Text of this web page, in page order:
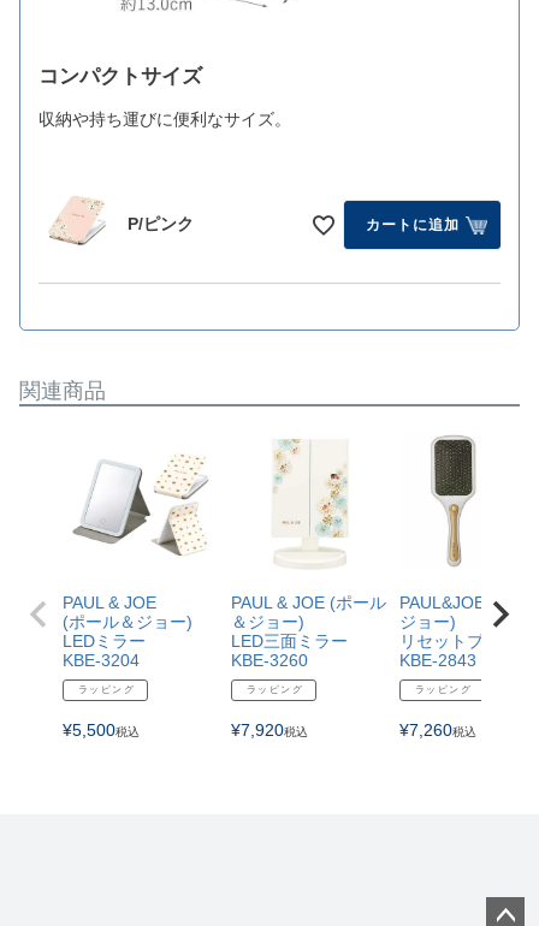
コンパクトサイズ
収納や持ち運びに便利なサイズ。
P/ピンク カートに追加
関連商品
PAUL & JOE
(ポール＆ジョー)
LEDミラー
KBE-3204
ラッピング
¥5,500税込
PAUL & JOE (ポール
＆ジョー)
LED三面ミラー
KBE-3260
ラッピング
¥7,920税込
PAUL&JOE(ポー
ジョー)
リセットブラシ
KBE-2843
ラッピング
¥7,260税込